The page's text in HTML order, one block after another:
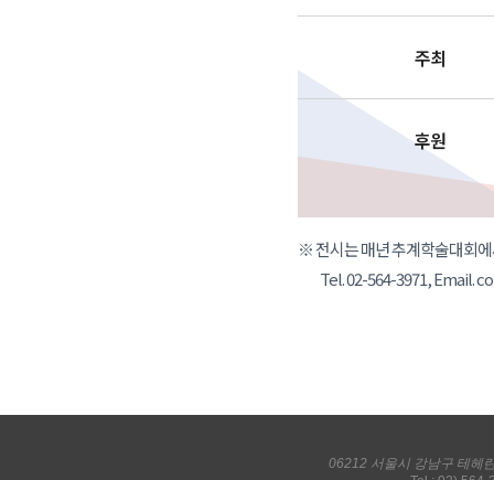
주최
후원
※ 전시는 매년 추계학술대회
Tel. 02-564-3971, Email.
06212 서울시 강남구 테헤